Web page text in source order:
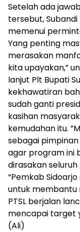
Setelah ada
tersebut,
memenui
Yang penting
merasakan
kita upayakan,”
lanjut Plt Bupati
kekhawatiran
sudah ganti
kasihan
kemudahan itu.
sebagai
agar program ini
dirasakan
“Pemkab
untuk membantu
PTSL berjalan
mencapai target
(Ali)